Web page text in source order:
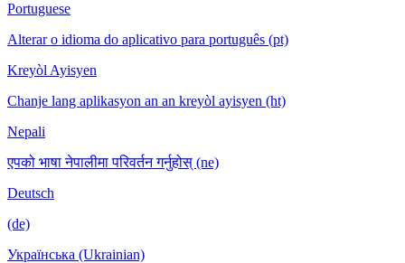
Portuguese
Alterar o idioma do aplicativo para português (pt)
Kreyòl Ayisyen
Chanje lang aplikasyon an an kreyòl ayisyen (ht)
Nepali
एपको भाषा नेपालीमा परिवर्तन गर्नुहोस् (ne)
Deutsch
(de)
Українська (Ukrainian)